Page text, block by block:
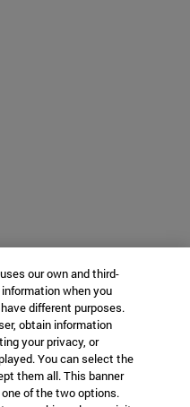
our own and third-
when you
different purposes.
obtain information
your privacy, or
You can select the
them all. This banner
of the two options.